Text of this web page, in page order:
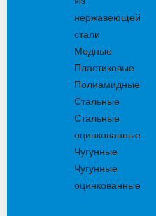
нержавеющей
стали
Медные
Пластиковые
Полиамидные
Стальные
Стальные
оцинкованные
Чугунные
Чугунные
оцинкованные